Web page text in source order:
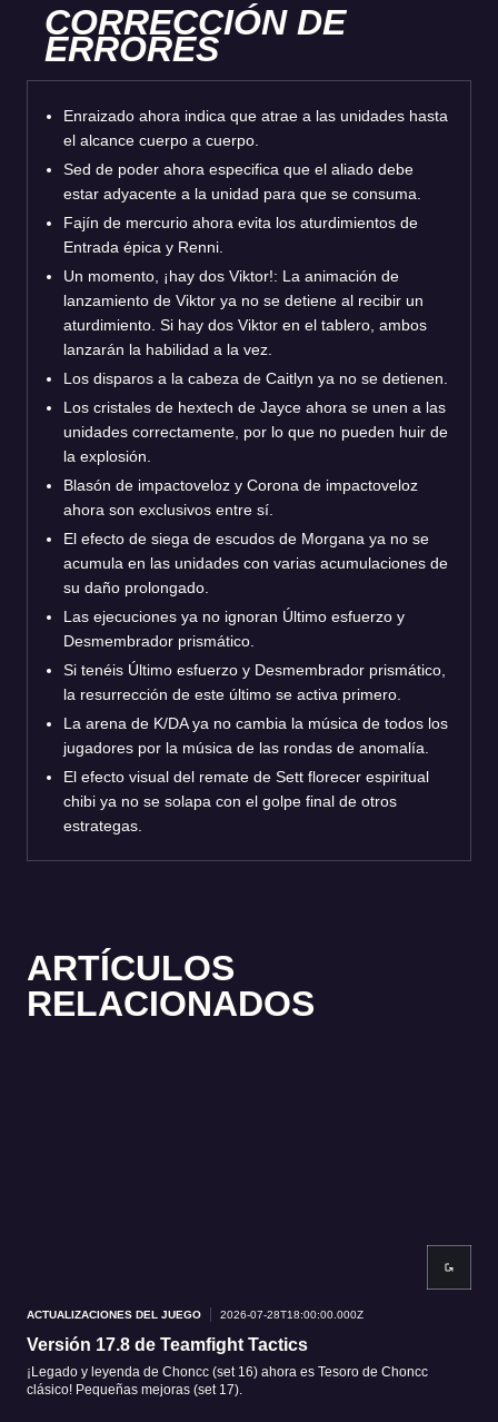
CORRECCIÓN DE
ERRORES
Enraizado ahora indica que atrae a las unidades hasta
el alcance cuerpo a cuerpo.
Sed de poder ahora especifica que el aliado debe
estar adyacente a la unidad para que se consuma.
Fajín de mercurio ahora evita los aturdimientos de
Entrada épica y Renni.
Un momento, ¡hay dos Viktor!: La animación de
lanzamiento de Viktor ya no se detiene al recibir un
aturdimiento. Si hay dos Viktor en el tablero, ambos
lanzarán la habilidad a la vez.
Los disparos a la cabeza de Caitlyn ya no se detienen.
Los cristales de hextech de Jayce ahora se unen a las
unidades correctamente, por lo que no pueden huir de
la explosión.
Blasón de impactoveloz y Corona de impactoveloz
ahora son exclusivos entre sí.
El efecto de siega de escudos de Morgana ya no se
acumula en las unidades con varias acumulaciones de
su daño prolongado.
Las ejecuciones ya no ignoran Último esfuerzo y
Desmembrador prismático.
Si tenéis Último esfuerzo y Desmembrador prismático,
la resurrección de este último se activa primero.
La arena de K/DA ya no cambia la música de todos los
jugadores por la música de las rondas de anomalía.
El efecto visual del remate de Sett florecer espiritual
chibi ya no se solapa con el golpe final de otros
estrategas.
ARTÍCULOS
RELACIONADOS
ACTUALIZACIONES DEL JUEGO 2026-07-28T18:00:00.000Z
Versión 17.8 de Teamfight Tactics
¡Legado y leyenda de Choncc (set 16) ahora es Tesoro de Choncc
clásico! Pequeñas mejoras (set 17).